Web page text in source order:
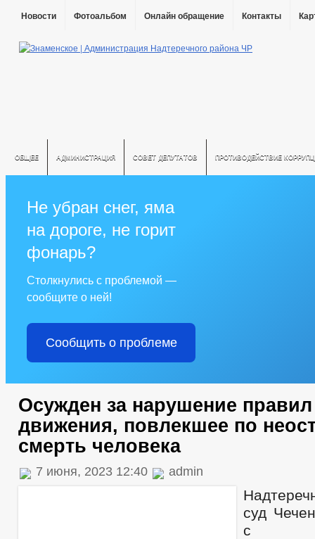
Новости Фотоальбом Онлайн обращение Контакты
ОБЩЕЕ АДМИНИСТРАЦИЯ СОВЕТ ДЕПУТАТОВ ПРОТИВОДЕЙСТВИЕ
Не убран снег, яма
на дороге, не горит
фонарь?
Столкнулись с проблемой —
сообщите о ней!
Сообщить о проблеме
Осужден за нарушение
движения, повлекшее по
смерть человека
7 июня, 2023 12:40 admin
суд
с